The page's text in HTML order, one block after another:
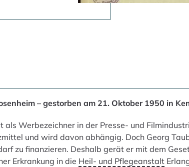
– gestorben am 21. Oktober 1950 in
als Werbezeichner in der Presse- und
und wird davon abhängig. Doch Georg
zu finanzieren. Deshalb gerät er mit dem
Erkrankung in die Heil- und Pflegeanstalt